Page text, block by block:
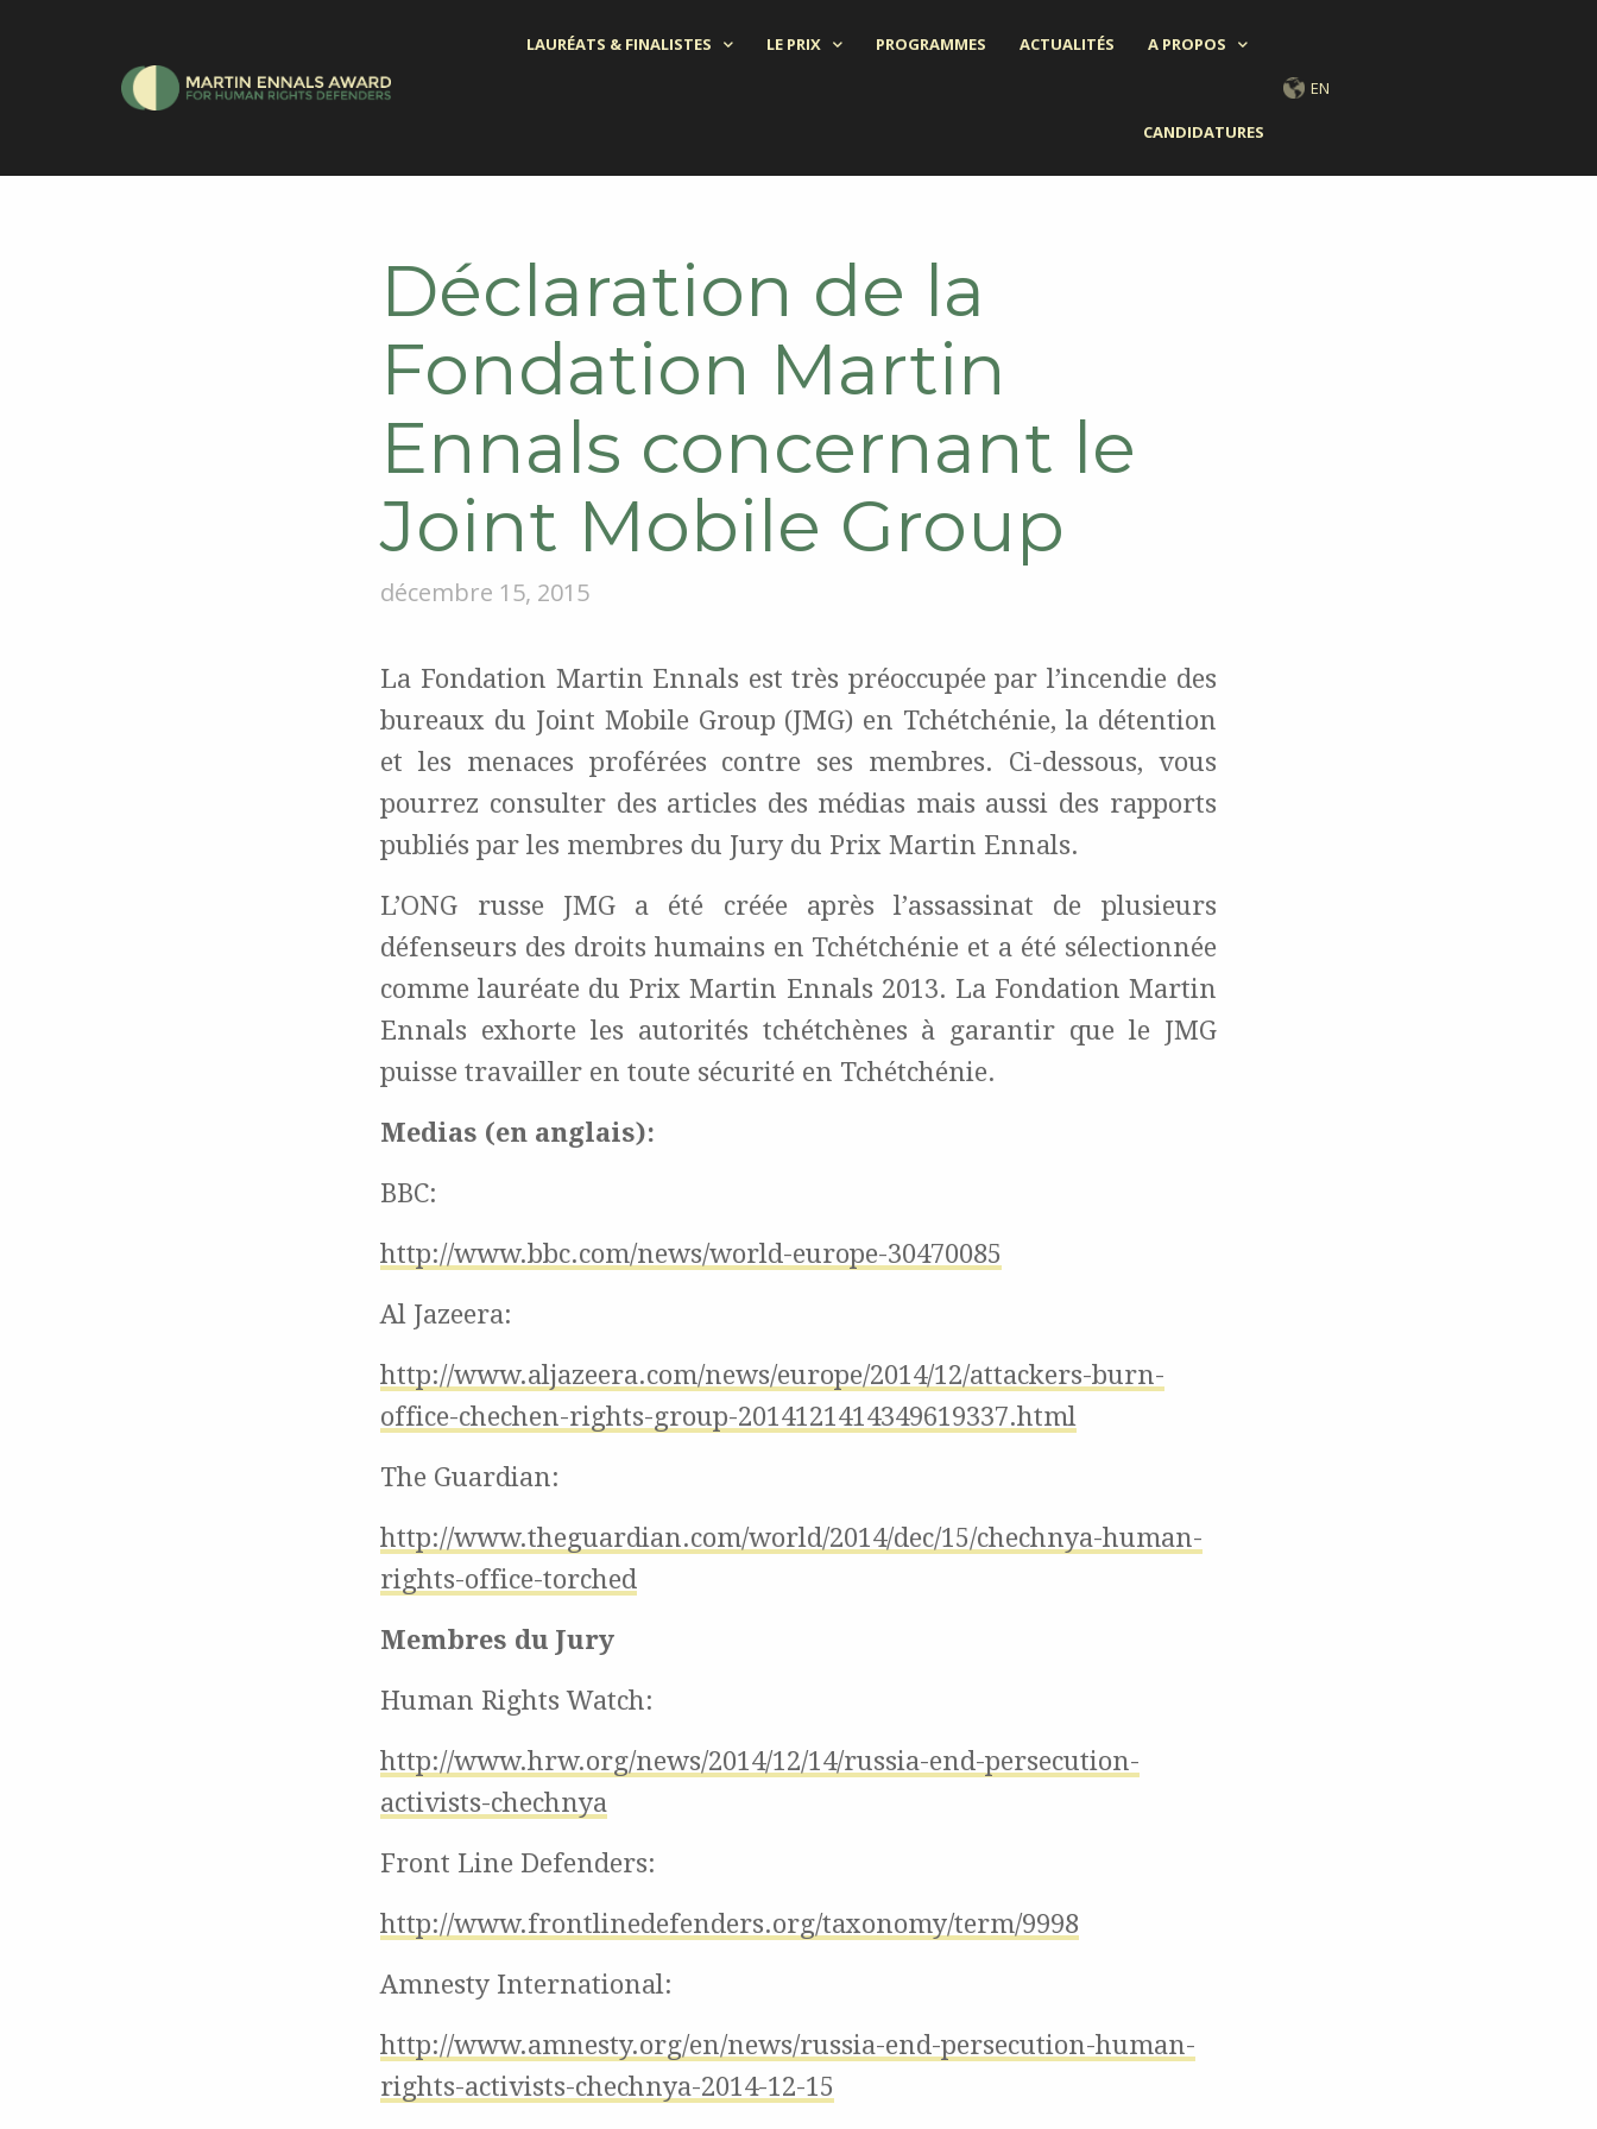
LAURÉATS & FINALISTES LE PRIX PROGRAMMES ACTUALITÉS A PROPOS
CANDIDATURES
EN
Déclaration de la
Fondation Martin
Ennals concernant le
Joint Mobile Group
décembre 15, 2015
La Fondation Martin Ennals est très préoccupée par l’incendie des
bureaux du Joint Mobile Group (JMG) en Tchétchénie, la détention
et les menaces proférées contre ses membres. Ci-dessous, vous
pourrez consulter des articles des médias mais aussi des rapports
publiés par les membres du Jury du Prix Martin Ennals.
L’ONG russe JMG a été créée après l’assassinat de plusieurs
défenseurs des droits humains en Tchétchénie et a été sélectionnée
comme lauréate du Prix Martin Ennals 2013. La Fondation Martin
Ennals exhorte les autorités tchétchènes à garantir que le JMG
puisse travailler en toute sécurité en Tchétchénie.
Medias (en anglais):
BBC:
http://www.bbc.com/news/world-europe-30470085
Al Jazeera:
http://www.aljazeera.com/news/europe/2014/12/attackers-burn-
office-chechen-rights-group-2014121414349619337.html
The Guardian:
http://www.theguardian.com/world/2014/dec/15/chechnya-human-
rights-office-torched
Membres du Jury
Human Rights Watch:
http://www.hrw.org/news/2014/12/14/russia-end-persecution-
activists-chechnya
Front Line Defenders:
http://www.frontlinedefenders.org/taxonomy/term/9998
Amnesty International:
http://www.amnesty.org/en/news/russia-end-persecution-human-
rights-activists-chechnya-2014-12-15